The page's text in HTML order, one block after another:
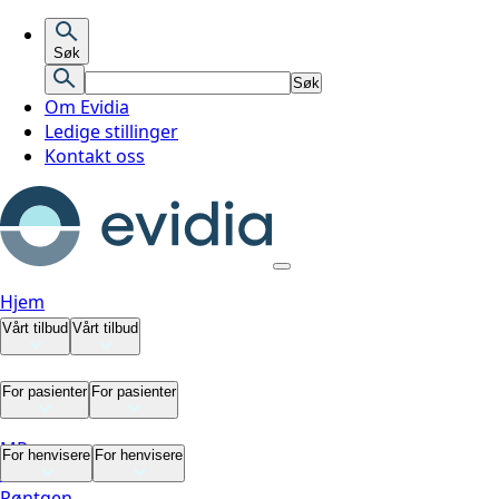
Søk
Søk
Om Evidia
Ledige stillinger
Kontakt oss
Hjem
Vårt tilbud Vårt tilbud
Vårt tilbud
MR
CT
For pasienter For pasienter
For pasienter
For henvisere For henvisere